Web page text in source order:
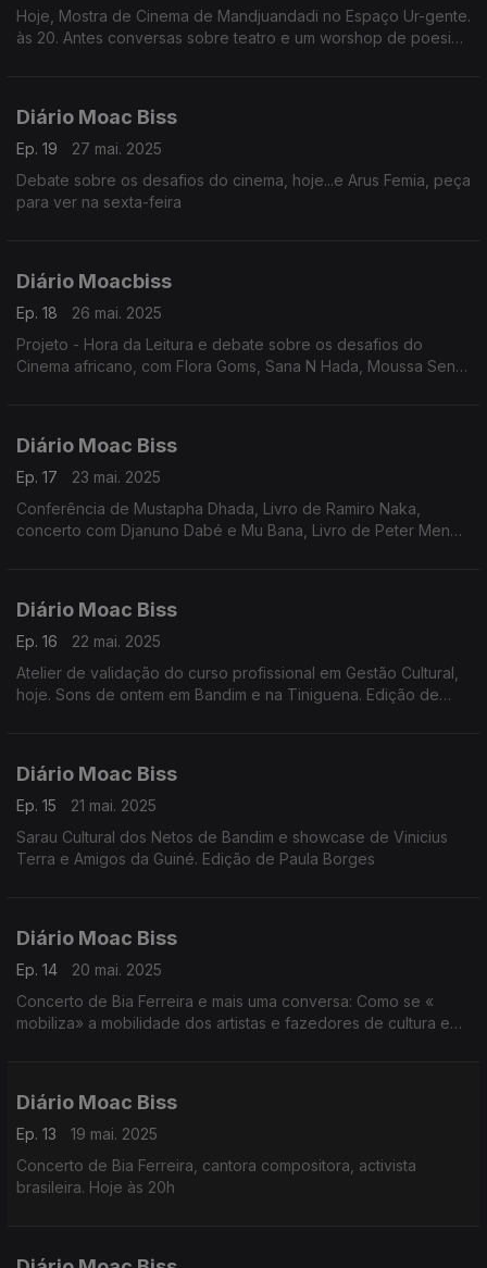
Hoje, Mostra de Cinema de Mandjuandadi no Espaço Ur-gente.
às 20. Antes conversas sobre teatro e um worshop de poesia
Diário Moac Biss
Ep. 19
27 mai. 2025
Debate sobre os desafios do cinema, hoje...e Arus Femia, peça
para ver na sexta-feira
Diário Moacbiss
Ep. 18
26 mai. 2025
Projeto - Hora da Leitura e debate sobre os desafios do
Cinema africano, com Flora Goms, Sana N Hada, Moussa Sene
Diário Moac Biss
Ep. 17
23 mai. 2025
Conferência de Mustapha Dhada, Livro de Ramiro Naka,
concerto com Djanuno Dabé e Mu Bana, Livro de Peter Mendy
Diário Moac Biss
Ep. 16
22 mai. 2025
Atelier de validação do curso profissional em Gestão Cultural,
hoje. Sons de ontem em Bandim e na Tiniguena. Edição de
Diário Moac Biss
Ep. 15
21 mai. 2025
Sarau Cultural dos Netos de Bandim e showcase de Vinicius
Terra e Amigos da Guiné. Edição de Paula Borges
Diário Moac Biss
Ep. 14
20 mai. 2025
Concerto de Bia Ferreira e mais uma conversa: Como se «
mobiliza» a mobilidade dos artistas e fazedores de cultura em
Diário Moac Biss
Ep. 13
19 mai. 2025
Concerto de Bia Ferreira, cantora compositora, activista
brasileira. Hoje às 20h